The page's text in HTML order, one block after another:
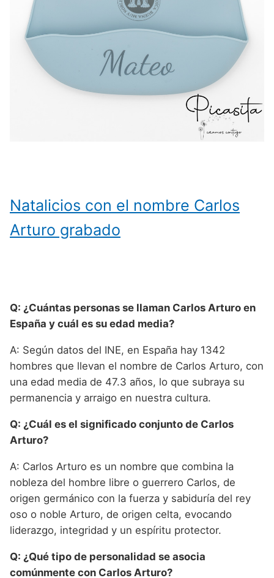
Natalicios con el nombre Carlos
Arturo grabado
Q: ¿Cuántas personas se llaman Carlos Arturo en
España y cuál es su edad media?
A: Según datos del INE, en España hay 1342
hombres que llevan el nombre de Carlos Arturo, con
una edad media de 47.3 años, lo que subraya su
permanencia y arraigo en nuestra cultura.
Q: ¿Cuál es el significado conjunto de Carlos
Arturo?
A: Carlos Arturo es un nombre que combina la
nobleza del hombre libre o guerrero Carlos, de
origen germánico con la fuerza y sabiduría del rey
oso o noble Arturo, de origen celta, evocando
liderazgo, integridad y un espíritu protector.
Q: ¿Qué tipo de personalidad se asocia
comúnmente con Carlos Arturo?